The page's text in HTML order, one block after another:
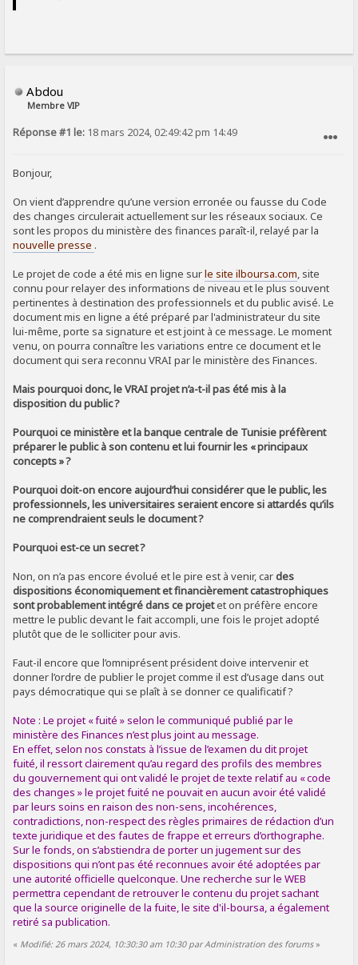
Abdou
Membre VIP
Réponse #1 le: 18 mars 2024, 02:49:42 pm 14:49
Bonjour,
On vient d’apprendre qu’une version erronée ou fausse du Code
des changes circulerait actuellement sur les réseaux sociaux. Ce
sont les propos du ministère des finances paraît-il, relayé par la
nouvelle presse .
Le projet de code a été mis en ligne surle site ilboursa.com, site
connu pour relayer des informations de niveau et le plus souvent
pertinentes à destination des professionnels et du public avisé. Le
document mis en ligne a été préparé par l'administrateur du site
lui-même, porte sa signature et est joint à ce message. Le moment
venu, on pourra connaître les variations entre ce document et le
document qui sera reconnu VRAI par le ministère des Finances.
Mais pourquoi donc, le VRAI projet n’a-t-il pas été mis à la
disposition du public ?
Pourquoi ce ministère et la banque centrale de Tunisie préfèrent
préparer le public à son contenu et lui fournir les « principaux
concepts » ?
Pourquoi doit-on encore aujourd’hui considérer que le public, les
professionnels, les universitaires seraient encore si attardés qu’ils
ne comprendraient seuls le document ?
Pourquoi est-ce un secret ?
Non, on n’a pas encore évolué et le pire est à venir, cardes
dispositions économiquement et financièrement catastrophiques
sont probablement intégré dans ce projetet on préfère encore
mettre le public devant le fait accompli, une fois le projet adopté
plutôt que de le solliciter pour avis.
Faut-il encore que l’omniprésent président doive intervenir et
donner l’ordre de publier le projet comme il est d’usage dans out
pays démocratique qui se plaît à se donner ce qualificatif ?
Note : Le projet « fuité » selon le communiqué publié par le
ministère des Finances n’est plus joint au message.
En effet, selon nos constats à l’issue de l’examen du dit projet
fuité, il ressort clairement qu’au regard des profils des membres
du gouvernement qui ont validé le projet de texte relatif au « code
des changes » le projet fuité ne pouvait en aucun avoir été validé
par leurs soins en raison des non-sens, incohérences,
contradictions, non-respect des règles primaires de rédaction d’un
texte juridique et des fautes de frappe et erreurs d’orthographe.
Sur le fonds, on s’abstiendra de porter un jugement sur des
dispositions qui n’ont pas été reconnues avoir été adoptées par
une autorité officielle quelconque. Une recherche sur le WEB
permettra cependant de retrouver le contenu du projet sachant
que la source originelle de la fuite, le site d'il-boursa, a également
retiré sa publication.
« Modifié: 26 mars 2024, 10:30:30 am 10:30 par Administration des forums»